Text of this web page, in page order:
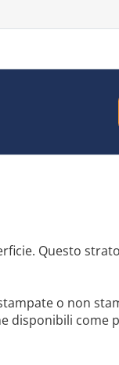
Questo
o non
disponibili come